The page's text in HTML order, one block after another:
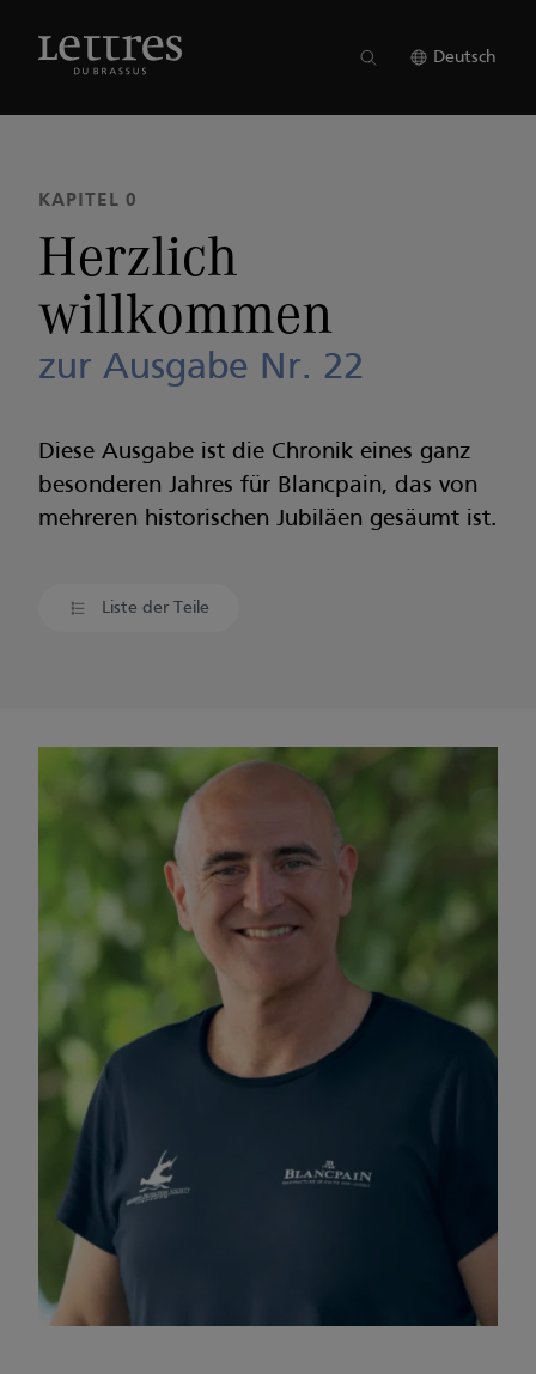
Deutsch
KAPITEL 0
Herzlich
willkommen
zur Ausgabe Nr. 22
Diese Ausgabe ist die Chronik eines ganz
besonderen Jahres für Blancpain, das von
mehreren historischen Jubiläen gesäumt ist.
Liste der Teile